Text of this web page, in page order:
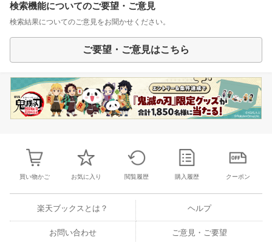
検索機能についてのご要望・ご意見
検索結果についてのご意見をお聞かせください。
ご要望・ご意見はこちら
買い物かご お気に入り 閲覧履歴 購入履歴 クーポン
楽天ブックスとは？ ヘルプ
お問い合わせ ご意見・ご要望